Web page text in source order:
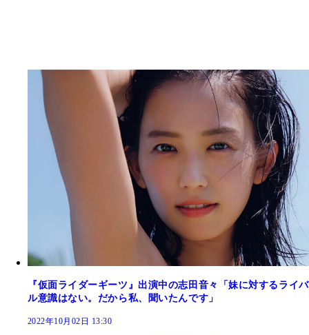
『仮面ライダーギーツ』出演中の志田音々「妹に対するライバ
ル意識はない。だから私、聞いたんです」
2022年10月02日 13:30